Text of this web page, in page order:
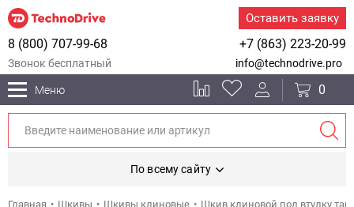
Оставить заявку
+7 (863) 223-20-99
8 (800) 707-99-68
Звонок бесплатный info@technodrive.pro
Меню 0
По всему сайту
Главная Шкивы Шкивы клиновые Шкив клиновой под втулку